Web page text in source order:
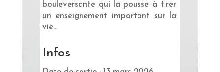
bouleversante qui la pousse à tirer
un enseignement important sur la
vie…
Infos